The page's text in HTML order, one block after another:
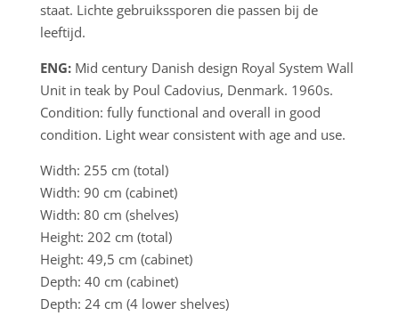
staat. Lichte gebruikssporen die passen bij de
leeftijd.
ENG:Mid century Danish design Royal System Wall
Unit in teak by Poul Cadovius, Denmark. 1960s.
Condition: fully functional and overall in good
condition. Light wear consistent with age and use.
Width: 255 cm (total)
Width: 90 cm (cabinet)
Width: 80 cm (shelves)
Height: 202 cm (total)
Height: 49,5 cm (cabinet)
Depth: 40 cm (cabinet)
Depth: 24 cm (4 lower shelves)